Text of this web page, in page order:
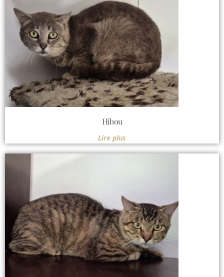
Hibou
Lire plus